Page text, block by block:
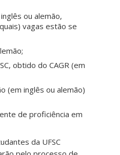
ou alemão,
vagas estão se
obtido do CAGR (em
(em inglês ou alemão)
de proficiência em
da UFSC